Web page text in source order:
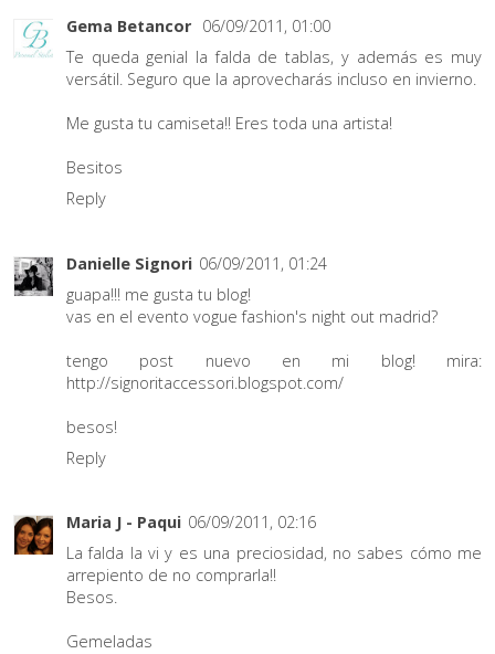
Gema Betancor 06/09/2011, 01:00
Te queda genial la falda de tablas, y además es muy
versátil. Seguro que la aprovecharás incluso en invierno.
Me gusta tu camiseta!! Eres toda una artista!
Besitos
Reply
Danielle Signori 06/09/2011, 01:24
guapa!!! me gusta tu blog!
vas en el evento vogue fashion's night out madrid?
tengo post nuevo en mi blog! mira:
http://signoritaccessori.blogspot.com/
besos!
Reply
Maria J - Paqui 06/09/2011, 02:16
La falda la vi y es una preciosidad, no sabes cómo me
arrepiento de no comprarla!!
Besos.
Gemeladas